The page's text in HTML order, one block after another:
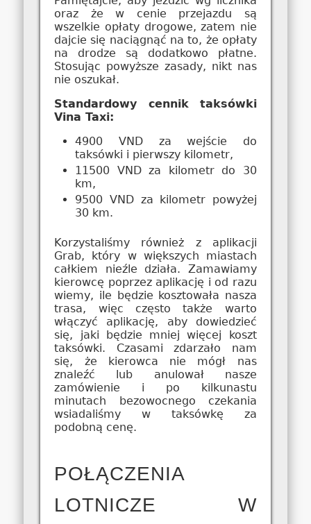
oraz że w cenie przejazdu są
wszelkie opłaty drogowe, zatem nie
dajcie się naciągnąć na to, że opłaty
na drodze są dodatkowo płatne.
Stosując powyższe zasady, nikt nas
nie oszukał.
Standardowy cennik taksówki
Vina Taxi:
4900 VND za wejście do
taksówki i pierwszy kilometr,
11500 VND za kilometr do 30
km,
9500 VND za kilometr powyżej
30 km.
Korzystaliśmy również z aplikacji
Grab, który w większych miastach
całkiem nieźle działa. Zamawiamy
kierowcę poprzez aplikację i od razu
wiemy, ile będzie kosztowała nasza
trasa, więc często także warto
włączyć aplikację, aby dowiedzieć
się, jaki będzie mniej więcej koszt
taksówki. Czasami zdarzało nam
się, że kierowca nie mógł nas
znaleźć lub anulował nasze
zamówienie i po kilkunastu
minutach bezowocnego czekania
wsiadaliśmy w taksówkę za
podobną cenę.
POŁĄCZENIA
LOTNICZE W